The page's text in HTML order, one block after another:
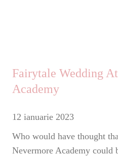
Fairytale Wedding
Academy
12 ianuarie 2023
Who would have thought
Nevermore Academy could